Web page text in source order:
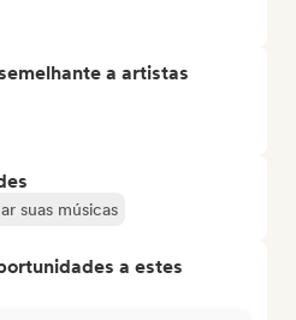
a artistas
suas músicas
a estes